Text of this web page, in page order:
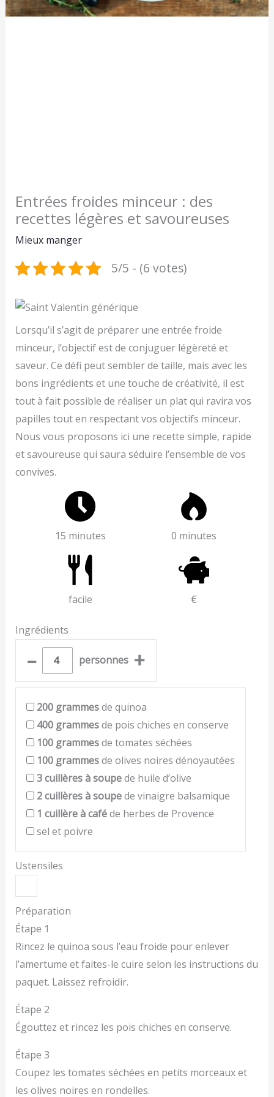
Entrées froides minceur : des
recettes légères et savoureuses
Mieux manger
5/5 - (6 votes)
Lorsqu’il s’agit de préparer une entrée froide
minceur, l’objectif est de conjuguer légèreté et
saveur. Ce défi peut sembler de taille, mais avec les
bons ingrédients et une touche de créativité, il est
tout à fait possible de réaliser un plat qui ravira vos
papilles tout en respectant vos objectifs minceur.
Nous vous proposons ici une recette simple, rapide
et savoureuse qui saura séduire l’ensemble de vos
convives.
15 minutes 0 minutes
facile €
Ingrédients
– personnes +
200 grammesde quinoa
400 grammesde pois chiches en conserve
100 grammesde tomates séchées
100 grammesde olives noires dénoyautées
3cuillères à soupede huile d’olive
2cuillères à soupede vinaigre balsamique
1 cuillère à caféde herbes de Provence
sel et poivre
Ustensiles
Préparation
Étape 1
Rincez le quinoa sous l’eau froide pour enlever
l’amertume et faites-le cuire selon les instructions du
paquet. Laissez refroidir.
Étape 2
Égouttez et rincez les pois chiches en conserve.
Étape 3
Coupez les tomates séchées en petits morceaux et
les olives noires en rondelles.